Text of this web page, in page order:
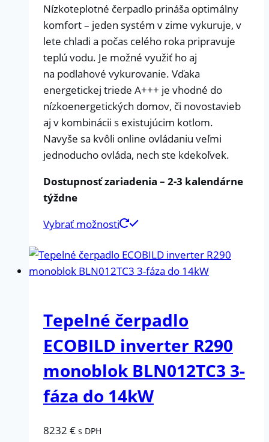
Nízkoteplotné čerpadlo prináša optimálny
komfort – jeden systém v zime vykuruje, v
lete chladi a počas celého roka pripravuje
teplú vodu. Je možné využiť ho aj
na podlahové vykurovanie. Vďaka
energetickej triede A+++ je vhodné do
nízkoenergetických domov, či novostavieb
aj v kombinácii s existujúcim kotlom.
Navyše sa kvôli online ovládaniu veľmi
jednoducho ovláda, nech ste kdekoľvek.
Dostupnosť zariadenia – 2-3 kalendárne
týždne
Vybrať možnosti
Tepelné čerpadlo
ECOBILD inverter R290
monoblok BLN012TC3 3-
fáza do 14kW
8232 € s DPH